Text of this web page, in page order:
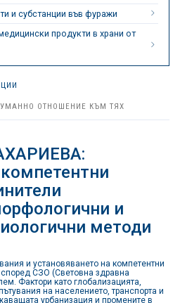
и субстанции във фуражи
продукти в храни от
ОТНОШЕНИЕ КЪМ ТЯХ
и
методи
и установяването на компетентни
СЗО (Световна здравна
Фактори като глобализацията,
на населението, транспорта и
урбанизация и промените в